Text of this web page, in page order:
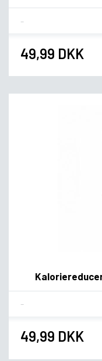
49,99 DKK
49,99 DKK